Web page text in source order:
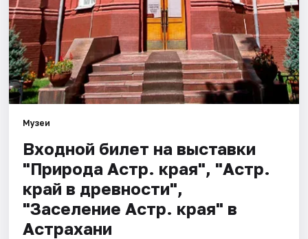
Музеи
Входной билет на выставки
"Природа Астр. края", "Астр.
край в древности",
"Заселение Астр. края" в
Астрахани